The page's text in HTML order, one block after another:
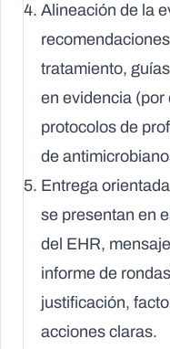
Alineación de la
tratamiento,
en evidencia (por
protocolos de
de
Entrega
se presentan en
del EHR,
informe de
justificación,
acciones claras.